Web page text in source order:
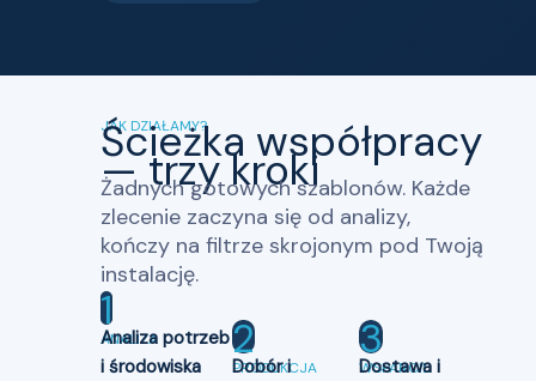
JAK DZIAŁAMY?
Ścieżka współpracy
— trzy kroki
Żadnych gotowych szablonów. Każde
zlecenie zaczyna się od analizy,
kończy na filtrze skrojonym pod Twoją
instalację.
1
ANALIZA
Analiza potrzeb
i środowiska
2
PRODUKCJA
Dobór i
3
WSPARCIE
Dostawa i